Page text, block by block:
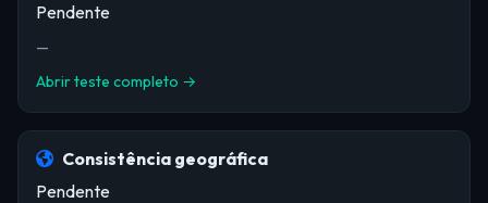
Pendente
—
Abrir teste completo →
Consistência geográfica
Pendente